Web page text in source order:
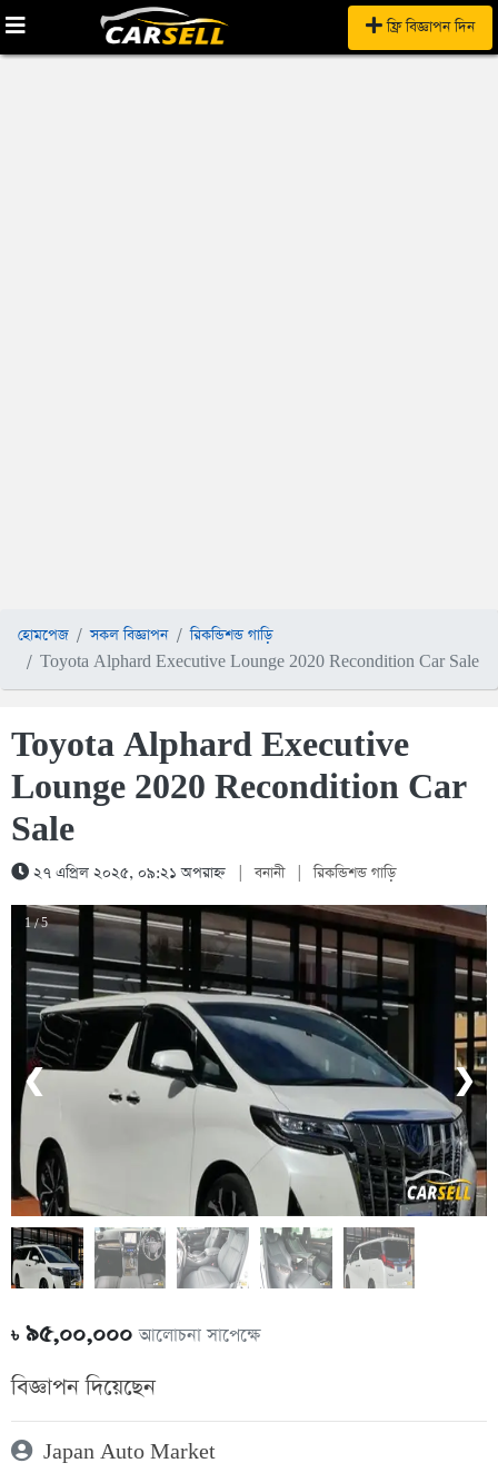
ফ্রি বিজ্ঞাপন দিন
হোমপেজ সকল বিজ্ঞাপন
রিকন্ডিশন্ড গাড়ি
Toyota Alphard Executive Lounge 2020 Recondition Car Sale
Toyota Alphard Executive
Lounge 2020 Recondition Car
Sale
২৭ এপ্রিল ২০২৫, ০৯:২১ অপরাহ্ন বনানী রিকন্ডিশন্ড গাড়ি
1 / 5
❮ ❯
৳৯৫,০০,০০০আলোচনা সাপেক্ষে
বিজ্ঞাপন দিয়েছেন
Japan Auto Market